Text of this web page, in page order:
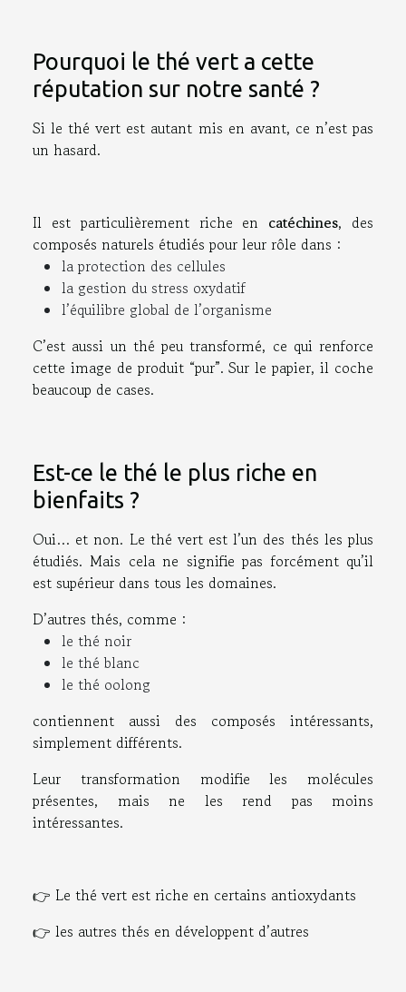
Pourquoi le thé vert a cette
réputation sur notre santé ?
Si le thé vert est autant mis en avant, ce n’est pas
un hasard.
Il est particulièrement riche en catéchines, des
composés naturels étudiés pour leur rôle dans :
la protection des cellules
la gestion du stress oxydatif
l’équilibre global de l’organisme
C’est aussi un thé peu transformé, ce qui renforce
cette image de produit “pur”. Sur le papier, il coche
beaucoup de cases.
Est-ce le thé le plus riche en
bienfaits ?
Oui… et non. Le thé vert est l’un des thés les plus
étudiés. Mais cela ne signifie pas forcément qu’il
est supérieur dans tous les domaines.
D’autres thés, comme :
le thé noir
le thé blanc
le thé oolong
contiennent aussi des composés intéressants,
simplement différents.
Leur transformation modifie les molécules
présentes, mais ne les rend pas moins
intéressantes.
👉 Le thé vert est riche en certains antioxydants
👉 les autres thés en développent d’autres